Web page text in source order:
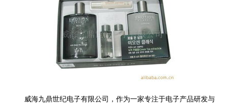
威海九鼎世纪电子有限公司，作为一家专注于电子产品研发与